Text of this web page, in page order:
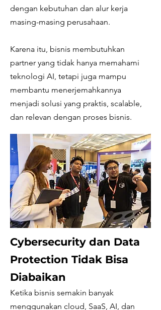
dengan kebutuhan dan alur kerja
masing-masing perusahaan.
Karena itu, bisnis membutuhkan
partner yang tidak hanya memahami
teknologi AI, tetapi juga mampu
membantu menerjemahkannya
menjadi solusi yang praktis, scalable,
dan relevan dengan proses bisnis.
Cybersecurity dan Data
Protection Tidak Bisa
Diabaikan
Ketika bisnis semakin banyak
menggunakan cloud, SaaS, AI, dan